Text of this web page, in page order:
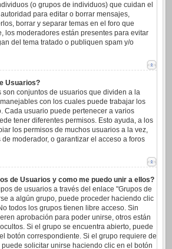
(o grupos de individuos) que cuidan el
para editar o borrar mensajes,
borrar y separar temas en el foro que
los moderadores están presentes para evitar
del tema tratado o publiquen spam y/o
Usuarios?
son conjuntos de usuarios que dividen a la
con los cuales puede trabajar los
Cada usuario puede pertenecer a varios
tener diferentes permisos. Esto ayuda, a los
los permisos de muchos usuarios a la vez,
moderador, o garantizar el acceso a foros
de Usuarios y como me puedo unir a ellos?
de usuarios a través del enlace "Grupos de
a algún grupo, puede proceder haciendo clic
todos los grupos tienen libre acceso. Sin
aprobación para poder unirse, otros están
Si el grupo se encuentra abierto, puede
botón correspondiente. Si el grupo requiere de
solicitar unirse haciendo clic en el botón